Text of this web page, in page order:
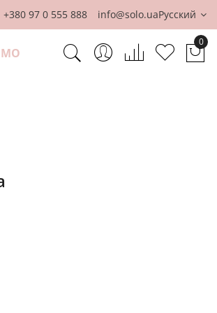
+380 97 0 555 888 info@solo.uaРусский
0